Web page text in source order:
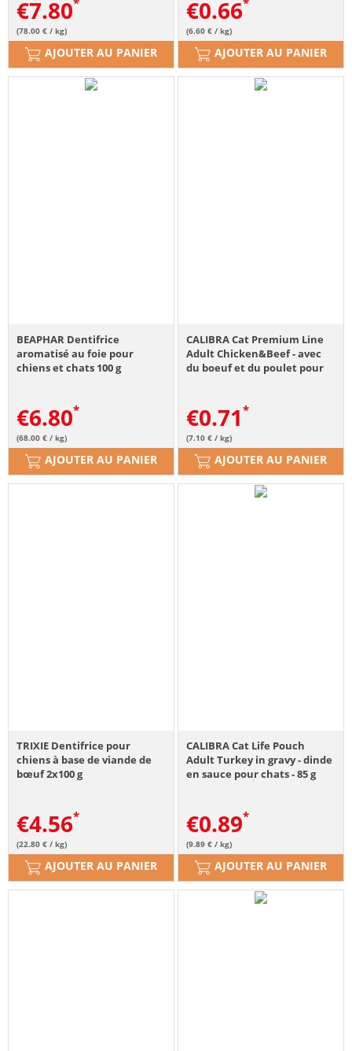
€7.80
(78.00 € / kg)
AJOUTER AU PANIER
€0.66
(6.60 € / kg)
AJOUTER AU PANIER
BEAPHAR Dentifrice
aromatisé au foie pour
chiens et chats 100 g
€6.80
(68.00 € / kg)
AJOUTER AU PANIER
CALIBRA Cat Premium Line
Adult Chicken&Beef - avec
du boeuf et du poulet pour
€0.71
(7.10 € / kg)
AJOUTER AU PANIER
TRIXIE Dentifrice pour
chiens à base de viande de
bœuf 2x100 g
€4.56
(22.80 € / kg)
AJOUTER AU PANIER
CALIBRA Cat Life Pouch
Adult Turkey in gravy - dinde
en sauce pour chats - 85 g
€0.89
(9.89 € / kg)
AJOUTER AU PANIER